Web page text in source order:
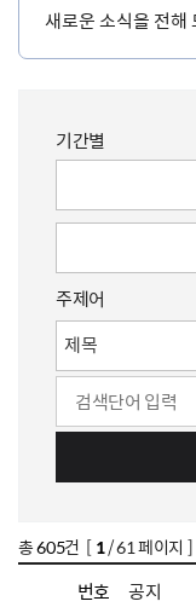
새로운 소식을 전해
기간별
주제어
총605건 [ 1/ 61 페이지 ]
번호
공지